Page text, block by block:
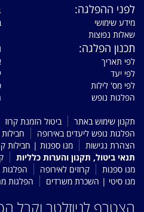
לפני ההפלגה:
מידע שימושי
שאלות נפוצות
תכנון הפלגה:
לפי תאריך
לפי יעד
לפי מס' לילות
הפלגות נופש
תקנון שימוש באתר
ביטול הזמנת קרוז
הפלגות נופש ליעדים באירופה
הצהרת נגישות
מנו ספנות | חבילות
תנאי ביטול, תקנון והערות כלליות
מנו ספנות
קרוזים לאירופה
הפלגות
מנו סיטי | השכרת משרדים
הפלגות
הצטרף לניוזלטר וקבל